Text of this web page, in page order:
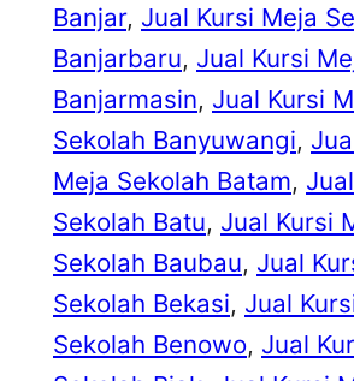
Banjar, Jual Kursi Meja
Banjarbaru, Jual Kursi
Banjarmasin, Jual Kursi
Sekolah Banyuwangi,
Meja Sekolah Batam,
Sekolah Batu, Jual Kursi
Sekolah Baubau, Jual
Sekolah Bekasi, Jual
Sekolah Benowo, Jual